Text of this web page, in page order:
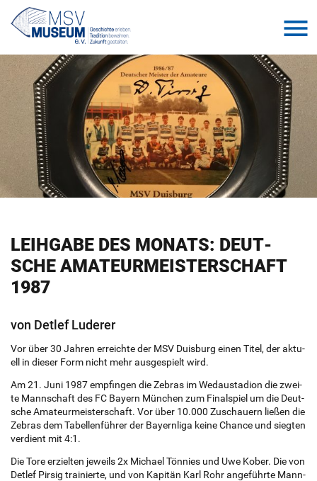
LEIH­GA­BE DES MO­NATS: DEUT­
SCHE AMA­TEUR­MEIS­TER­SCHAFT
1987
von Det­lef Lu­de­rer
Vor über 30 Jah­ren er­reich­te der MSV Duis­burg einen Titel, der ak­tu­
ell in die­ser Form nicht mehr aus­ge­spielt wird.
Am 21. Juni 1987 emp­fin­gen die Ze­bras im Wed­austa­di­on die zwei­
te Mann­schaft des FC Bay­ern Mün­chen zum Final­spiel um die Deut­
sche Ama­teur­meis­ter­schaft. Vor über 10.000 Zuschau­ern lie­ßen die
Ze­bras dem Ta­bel­len­füh­rer der Bay­ern­li­ga keine Chan­ce und sieg­ten
ver­dient mit 4:1.
Die Tore er­ziel­ten je­weils 2x Mi­cha­el Tön­nies und Uwe Kober. Die von
Det­lef Pir­sig trai­nier­te, und von Ka­pi­tän Karl Rohr an­ge­führ­te Mann­